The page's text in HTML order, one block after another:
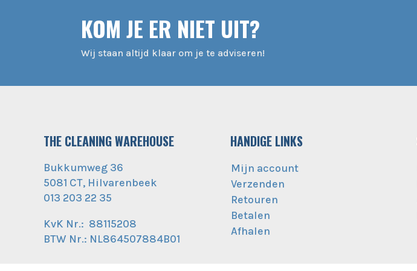
KOM JE ER NIET UIT?
Wij staan altijd klaar om je te adviseren!
THE CLEANING WAREHOUSE
Bukkumweg 36
5081 CT, Hilvarenbeek
013 203 22 35
KvK Nr.: 88115208
BTW Nr.: NL864507884B01
HANDIGE LINKS
Mijn account
Verzenden
Retouren
Betalen
Afhalen